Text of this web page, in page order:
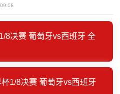
8决赛 葡萄牙vs西班牙 全
1/8决赛 葡萄牙vs西班牙